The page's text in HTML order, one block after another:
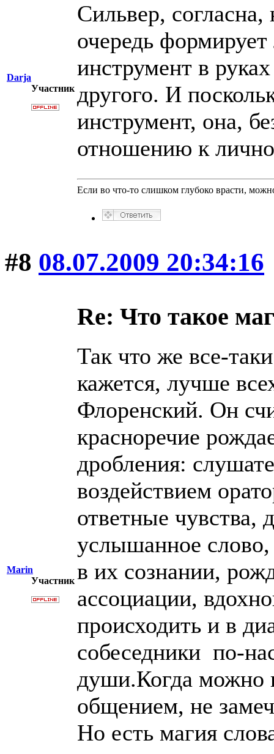
Darja
Участник
Сильвер,
очередь
инструмент в
другого. И
инструмент, она,
отношению к
Если во что-то слишком глубоко врасти,
#8 08.07.2009 20:34:16
Marin
Участник
Re: Что такое
Так что же все-
кажется, лучше
Флоренский. Он
красноречие
дробления:
воздействием
ответные чувства,
услышанное
в их сознании,
ассоциации,
происходить и в
собеседники по-
души.Когда можно
общением, не
Но есть магия